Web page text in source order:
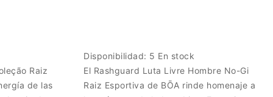
Raiz
de las
Disponibilidad: 5 En stock
El Rashguard Luta Livre Hombre No-Gi
Raiz Esportiva de BŌA rinde homenaje a